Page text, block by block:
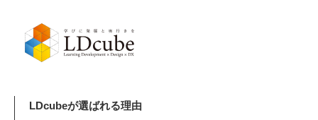
LDcubeが選ばれる理由